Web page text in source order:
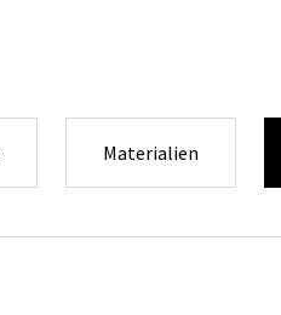
Materialien